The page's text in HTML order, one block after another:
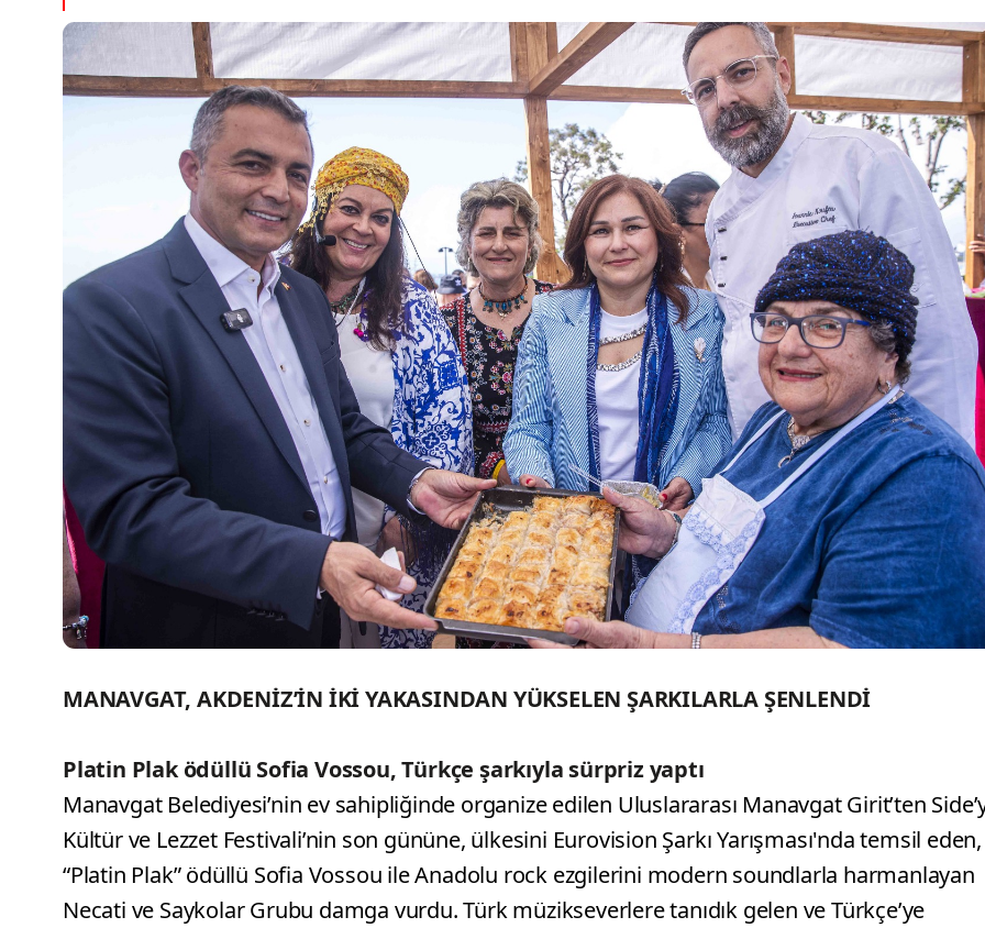
MANAVGAT, AKDENİZ’İN İKİ YAKASINDAN YÜKSELEN ŞARKILARLA ŞENLENDİ
Platin Plak ödüllü Sofia Vossou, Türkçe şarkıyla sürpriz yaptı
Manavgat Belediyesi’nin ev sahipliğinde organize edilen Uluslararası Manavgat Girit’ten
Kültür ve Lezzet Festivali’nin son gününe, ülkesini Eurovision Şarkı Yarışması'nda temsil eden,
“Platin Plak” ödüllü Sofia Vossou ile Anadolu rock ezgilerini modern soundlarla harmanlayan
Necati ve Saykolar Grubu damga vurdu. Türk müzikseverlere tanıdık gelen ve Türkçe’ye